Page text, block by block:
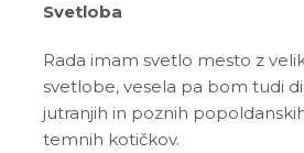
Svetloba
Rada imam svetlo mesto z
svetlobe, vesela pa bom tudi
jutranjih in poznih
temnih kotičkov.